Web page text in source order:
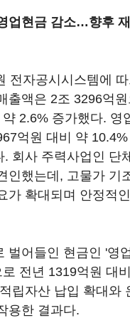
업현금 감소…향후
전자공시시스템에
출액은 2조 3296억
2.6% 증가했다. 영
억원 대비 약
. 회사 주력사업인 단
인했는데, 고물가 기
가 확대되며 안정적
벌어들인 현금인 '영
전년 1319억원 대
립자산 납입 확대와
용한 결과다.